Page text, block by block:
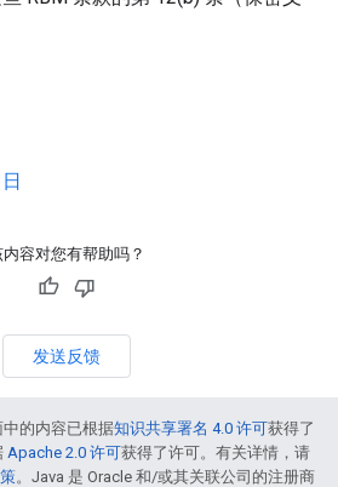
内容对您有帮助吗？
发送反馈
的内容已根据知识共享署名 4.0 许可获得了
Apache 2.0 许可获得了许可。有关详情，请
。Java 是 Oracle 和/或其关联公司的注册商